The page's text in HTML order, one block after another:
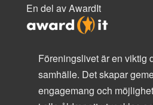
En del av AwardIt
Föreningslivet är en viktig
samhälle. Det skapar
engagemang och